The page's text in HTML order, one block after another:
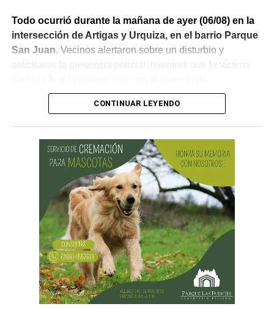
Todo ocurrió durante la mañana de ayer (06/08) en la
intersección de Artigas y Urquiza, en el barrio Parque
San Juan. Vecinos alertaron sobre un disturbio y
solicitaron la presencia policial, mientras que la víctima
emergencias para informar lo que estaba ocurriendo.
hombres le habían sustraído una bolsa con dinero en
efectivo y dos teléfonos celulares. En el lugar se
recuperó parte de los bienes robados y se detuvo al
primer involucrado.
En forma paralela, otra comisión policial se dirigió a
una vivienda ubicada en el barrio Villa Obrera,
señalada por la víctima. Allí se identificó al segundo
sospechosoy se llevaron adelante distintas diligencias
en el marco de la investigación.
CONTINUAR LEYENDO